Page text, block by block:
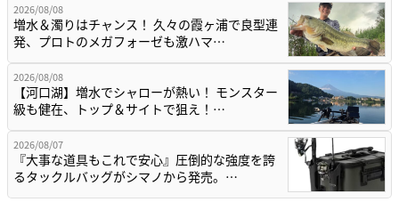
2026/08/08
増水＆濁りはチャンス！ 久々の霞ヶ浦で良型連
発、プロトのメガフォーゼも激ハマ…
2026/08/08
【河口湖】増水でシャローが熱い！ モンスター
級も健在、トップ＆サイトで狙え！…
2026/08/07
『大事な道具もこれで安心』圧倒的な強度を誇
るタックルバッグがシマノから発売。…